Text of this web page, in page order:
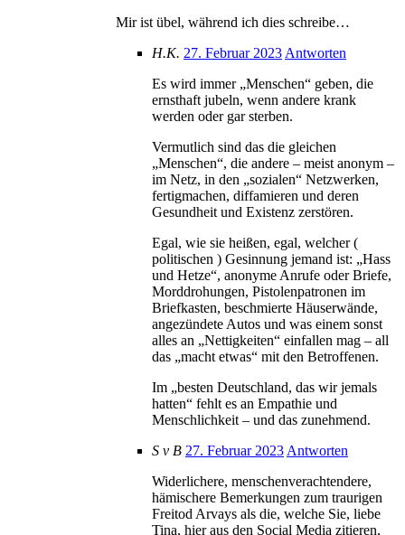
Mir ist übel, während ich dies schreibe…
H.K. 27. Februar 2023 Antworten
Es wird immer „Menschen“ geben, die
ernsthaft jubeln, wenn andere krank
werden oder gar sterben.
Vermutlich sind das die gleichen
„Menschen“, die andere – meist anonym –
im Netz, in den „sozialen“ Netzwerken,
fertigmachen, diffamieren und deren
Gesundheit und Existenz zerstören.
Egal, wie sie heißen, egal, welcher (
politischen ) Gesinnung jemand ist: „Hass
und Hetze“, anonyme Anrufe oder Briefe,
Morddrohungen, Pistolenpatronen im
Briefkasten, beschmierte Häuserwände,
angezündete Autos und was einem sonst
alles an „Nettigkeiten“ einfallen mag – all
das „macht etwas“ mit den Betroffenen.
Im „besten Deutschland, das wir jemals
hatten“ fehlt es an Empathie und
Menschlichkeit – und das zunehmend.
S v B 27. Februar 2023 Antworten
Widerlichere, menschenverachtendere,
hämischere Bemerkungen zum traurigen
Freitod Arvays als die, welche Sie, liebe
Tina, hier aus den Social Media zitieren,